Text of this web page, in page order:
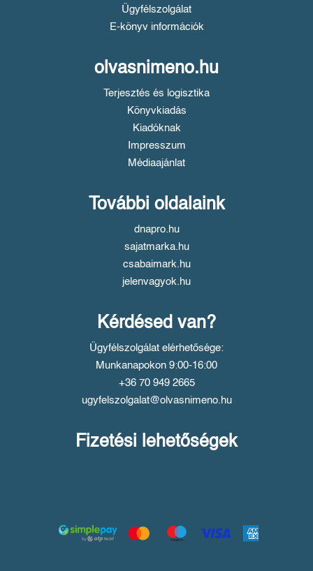
Ügyfélszolgálat
E-könyv információk
olvasnimeno.hu
Terjesztés és logisztika
Könyvkiadás
Kiadóknak
Impresszum
Médiaajánlat
További oldalaink
dnapro.hu
sajatmarka.hu
csabaimark.hu
jelenvagyok.hu
Kérdésed van?
Ügyfélszolgálat elérhetősége:
Munkanapokon 9:00-16:00
+36 70 949 2665
ugyfelszolgalat@olvasnimeno.hu
Fizetési lehetőségek